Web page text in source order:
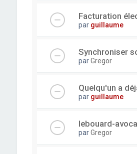
Facturation
par guillaume
Synchroniser
parGregor
Quelqu'un a
par guillaume
lebouard-
parGregor